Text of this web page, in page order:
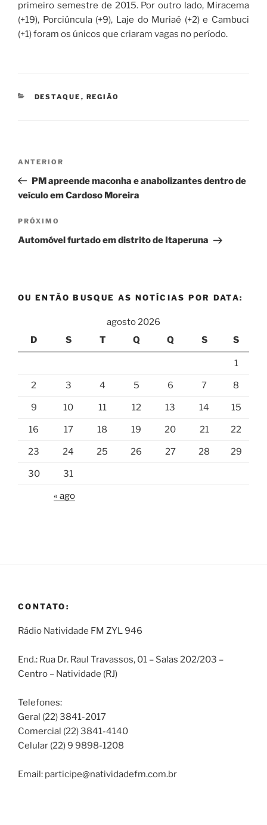
primeiro semestre de 2015. Por outro lado, Miracema
(+19), Porciúncula (+9), Laje do Muriaé (+2) e Cambuci
(+1) foram os únicos que criaram vagas no período.
CATEGORIAS
DESTAQUE , REGIÃO
Navegação
Post
Post
anterior
ANTERIOR
PM apreende maconha e anabolizantes dentro de
veículo em Cardoso Moreira
Próximo
post
PRÓXIMO
Automóvel furtado em distrito de Itaperuna
OU ENTÃO BUSQUE AS NOTÍCIAS POR DATA:
agosto 2026
D
S T Q Q S S
1
2 3 4 5 6 7 8
9 10 11 12 13 14 15
16 17 18 19 20 21 22
23 24 25 26 27 28 29
30 31
« ago
CONTATO:
Rádio Natividade FM ZYL 946
End.: Rua Dr. Raul Travassos, 01 – Salas 202/203 –
Centro – Natividade (RJ)
Telefones:
Geral (22) 3841-2017
Comercial (22) 3841-4140
Celular (22) 9 9898-1208
Email: participe@natividadefm.com.br